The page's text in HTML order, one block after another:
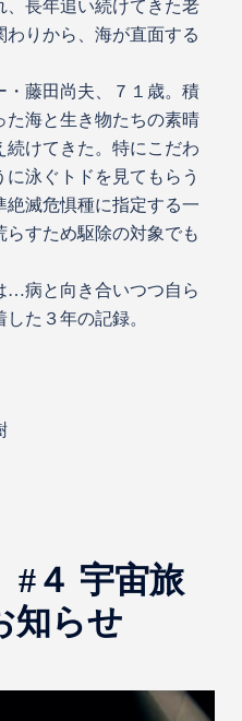
、長年追い続けてきた老
わりから、海が直面する
・藤田尚夫、７１歳。積
た海と生き物たちの素晴
続けてきた。特にこだわ
泳ぐトドを見てもらう
絶滅危惧種に指定する一
すため駆除の対象でも
…病と向き合いつつ自ら
た３年の記録。
#４ 宇宙旅
知らせ